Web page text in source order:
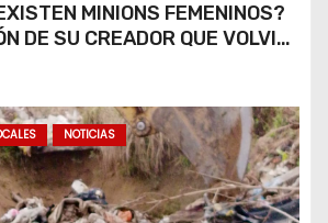
MINIONS FEMENINOS?
DE SU CREADOR QUE VOLVIÓ
NOTICIAS